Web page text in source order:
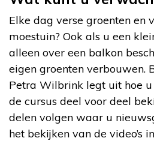
Elke dag verse groenten en
moestuin? Ook als u een
alleen over een balkon
eigen groenten verbouwen.
Petra Wilbrink legt uit hoe
de cursus deel voor deel
delen volgen waar u
het bekijken van de video’s